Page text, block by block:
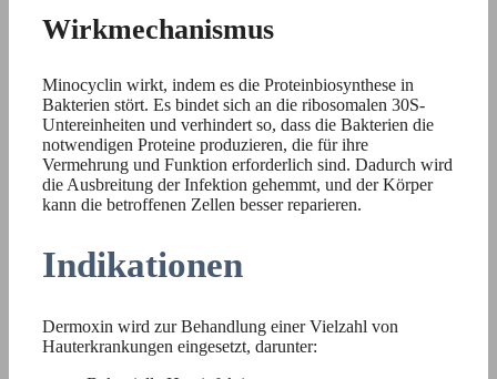
Wirkmechanismus
Minocyclin wirkt, indem es die Proteinbiosynthese in
Bakterien stört. Es bindet sich an die ribosomalen 30S-
Untereinheiten und verhindert so, dass die Bakterien die
notwendigen Proteine produzieren, die für ihre
Vermehrung und Funktion erforderlich sind. Dadurch wird
die Ausbreitung der Infektion gehemmt, und der Körper
kann die betroffenen Zellen besser reparieren.
Indikationen
Dermoxin wird zur Behandlung einer Vielzahl von
Hauterkrankungen eingesetzt, darunter: